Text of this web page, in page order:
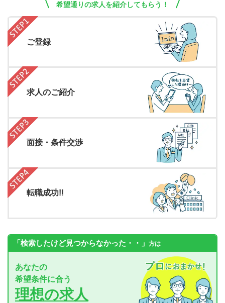
希望通りの求人を紹介してもらう！
ご登録
求人のご紹介
面接・条件交渉
転職成功!!
「検索したけど見つからなかった・・」 方は
あなたの
希望条件に合う
理想の求人